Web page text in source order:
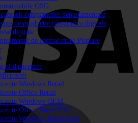
OSG
echipamente departamentale
de productie tipografica digitala
digitale
de format mare Plottare
si datacenter
Windows Retail
Office Retail
Windows OEM
Office Retail ESD
Windows Retail ESD